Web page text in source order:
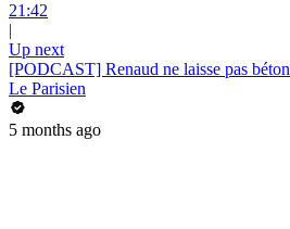
21:42
|
Up next
[PODCAST] Renaud ne laisse pas béton
Le Parisien
5 months ago